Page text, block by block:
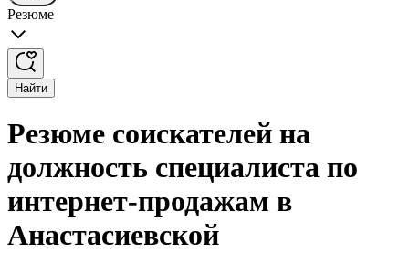
Резюме
Найти
Резюме соискателей на
должность специалиста по
интернет-продажам в
Анастасиевской